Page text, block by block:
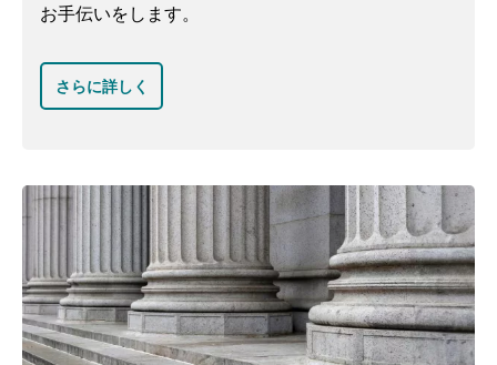
お手伝いをします。
さらに詳しく